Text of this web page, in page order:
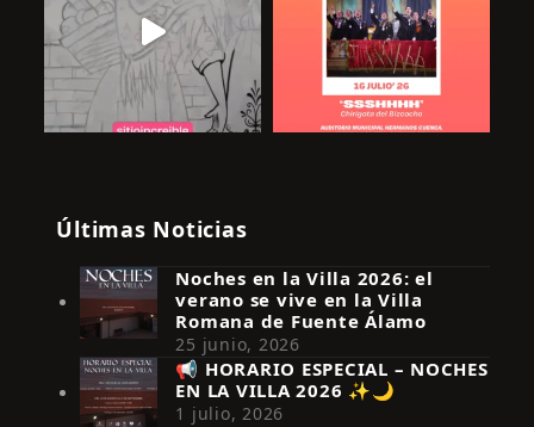
Síguenos en Instagram
Últimas Noticias
Noches en la Villa 2026: el
verano se vive en la Villa
Romana de Fuente Álamo
25 junio, 2026
📢 HORARIO ESPECIAL – NOCHES
EN LA VILLA 2026 ✨🌙
1 julio, 2026